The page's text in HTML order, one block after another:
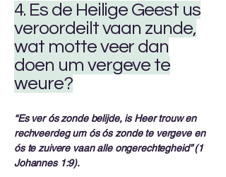
4. Es de Heilige Geest us
veroordeilt vaan zunde,
wat motte veer dan
doen um vergeve te
weure?
“Es ver ós zonde belijde, is Heer trouw en
rechveerdeg um ós ós zonde te vergeve en
ós te zuivere vaan alle ongerechtegheid” (1
Johannes 1:9).